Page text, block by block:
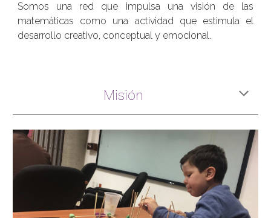
Somos una red que impulsa una visión de las
matemáticas como una actividad que estimula el
desarrollo creativo, conceptual y emocional.
Misión